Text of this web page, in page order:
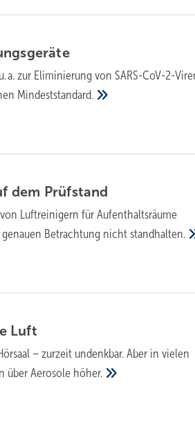
a. zur Eliminierung von SARS-CoV-2-
Mindeststandard.
dem Prüfstand
Luftreinigern für Aufenthaltsräume
genauen Betrachtung nichtstandhalten.
Luft
– zurzeit undenkbar. Aber in vielen
über Aerosole höher.